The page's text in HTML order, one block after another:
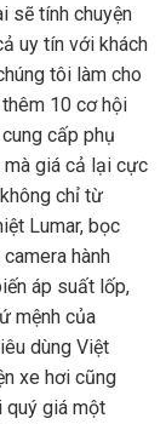
sẽ tính chuyện
uy tín với khách
tôi làm cho
10 cơ hội
cấp phụ
mà giá cả lại cực
chỉ từ
Lumar, bọc
hành
áp suất lốp,
mệnh của
dùng Việt
xe hơi cũng
quý giá một